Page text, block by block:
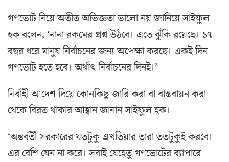
গণভোট নিয়ে অতীত অভিজ্ঞতা ভালো নয় জানিয়ে সাইফুল
হক বলেন, ‘নানা রকমের প্রশ্ন উঠবে। এতে ঝুঁকি রয়েছে। ১৭
বছর ধরে মানুষ নির্বাচনের জন্য অপেক্ষা করছে। একই দিন
গণভোট হতে হবে। অর্থাৎ নির্বাচনের দিনই।’
নির্বাহী আদেশ দিয়ে কোনকিছু জারি করা বা বাস্তবায়ন করা
থেকে বিরত থাকার আহ্বান জানান সাইফুল হক।
‘অন্তর্বর্তী সরকারের যতটুকু এখতিয়ার তারা ততটুকুই করবে।
এর বেশি যেন না করে। সবাই যেহেতু গণভোটের ব্যাপারে